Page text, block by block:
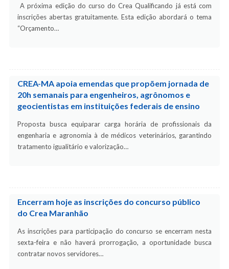
A próxima edição do curso do Crea Qualificando já está com
inscrições abertas gratuitamente. Esta edição abordará o tema
“Orçamento…
CREA-MA apoia emendas que propõem jornada de
20h semanais para engenheiros, agrônomos e
geocientistas em instituições federais de ensino
Proposta busca equiparar carga horária de profissionais da
engenharia e agronomia à de médicos veterinários, garantindo
tratamento igualitário e valorização…
Encerram hoje as inscrições do concurso público
do Crea Maranhão
As inscrições para participação do concurso se encerram nesta
sexta-feira e não haverá prorrogação, a oportunidade busca
contratar novos servidores…